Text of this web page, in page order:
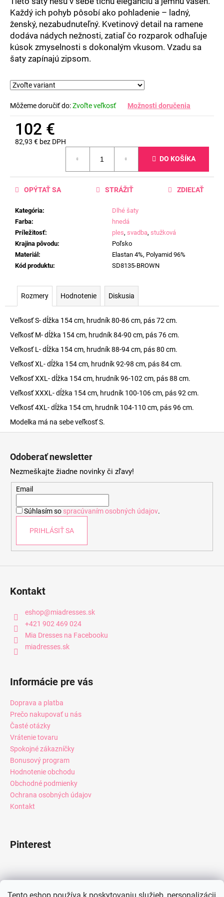
Každý ich pohyb pôsobí ako pohladenie – ladný,
ženský, nezabudnuteľný. Kvetinový detail na ramene
dodáva nádych nežnosti, zatiaľ čo rozparok odhaľuje
kúsok zmyselnosti s dokonalým vkusom. Vzadu sa
šaty zapínajú zipsom.
Môžeme doručiť do:Zvoľte veľkosť Možnosti doručenia
102 €
82,93 € bez DPH
DO KOŠÍKA
Kategória:
Dlhé šaty
Farba:
hnedá
Príležitosť: ples, svadba, stužková
Krajina pôvodu:
Poľsko
Materiál:
Elastan 4%, Polyamid 96%
Kód produktu: SD8135-BROWN
OPÝTAŤ SA STRÁŽIŤ ZDIEĽAŤ
Rozmery Hodnotenie Diskusia
Veľkosť S- dĺžka 154 cm, hrudník 80-86 cm, pás 72 cm.
Veľkosť M- dĺžka 154 cm, hrudník 84-90 cm, pás 76 cm.
Veľkosť L- dĺžka 154 cm, hrudník 88-94 cm, pás 80 cm.
Veľkosť XL- dĺžka 154 cm, hrudník 92-98 cm, pás 84 cm.
Veľkosť XXL- dĺžka 154 cm, hrudník 96-102 cm, pás 88 cm.
Veľkosť XXXL- dĺžka 154 cm, hrudník 100-106 cm, pás 92 cm.
Veľkosť 4XL- dĺžka 154 cm, hrudník 104-110 cm, pás 96 cm.
Modelka má na sebe veľkosť S.
Odoberať newsletter
Nezmeškajte žiadne novinky či zľavy!
Email
Súhlasím so spracúvaním osobných údajov.
PRIHLÁSIŤ SA
Kontakt
eshop@miadresses.sk
+421 902 469 024
Mia Dresses na Facebooku
miadresses.sk
Informácie pre vás
Doprava a platba
Prečo nakupovať u nás
Časté otázky
Vrátenie tovaru
Spokojné zákazníčky
Bonusový program
Hodnotenie obchodu
Obchodné podmienky
Ochrana osobných údajov
Kontakt
Pinterest